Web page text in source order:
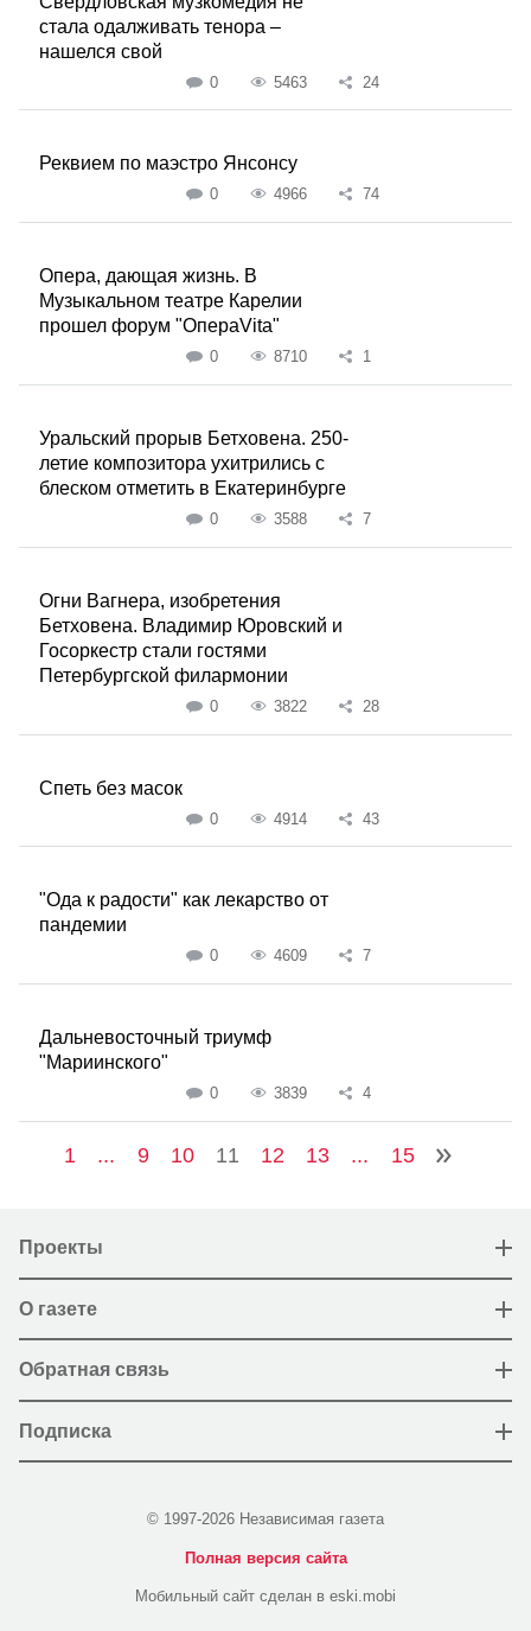
стала одалживать тенора –
нашелся свой
0 5463 24
Реквием по маэстро Янсонсу
0 4966 74
Опера, дающая жизнь. В
Музыкальном театре Карелии
прошел форум "ОпераVita"
0 8710 1
Уральский прорыв Бетховена. 250-
летие композитора ухитрились с
блеском отметить в Екатеринбурге
0 3588 7
Огни Вагнера, изобретения
Бетховена. Владимир Юровский и
Госоркестр стали гостями
Петербургской филармонии
0 3822 28
Спеть без масок
0 4914 43
"Ода к радости" как лекарство от
пандемии
0 4609 7
Дальневосточный триумф
"Мариинского"
0 3839 4
1 ... 9 10 11 12 13 ... 15
Проекты
О газете
Обратная связь
Подписка
© 1997-2026 Независимая газета
Полная версия сайта
Мобильный сайт сделан в eski.mobi